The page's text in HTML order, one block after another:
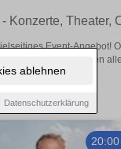
ablehnen
Datenschutzerklärung
Konzerte, Theater,
Event-Angebot!
Pegnitz – hier finden